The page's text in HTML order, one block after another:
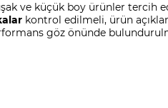
ve küçük boy ürünler tercih
kontrol edilmeli, ürün
göz önünde